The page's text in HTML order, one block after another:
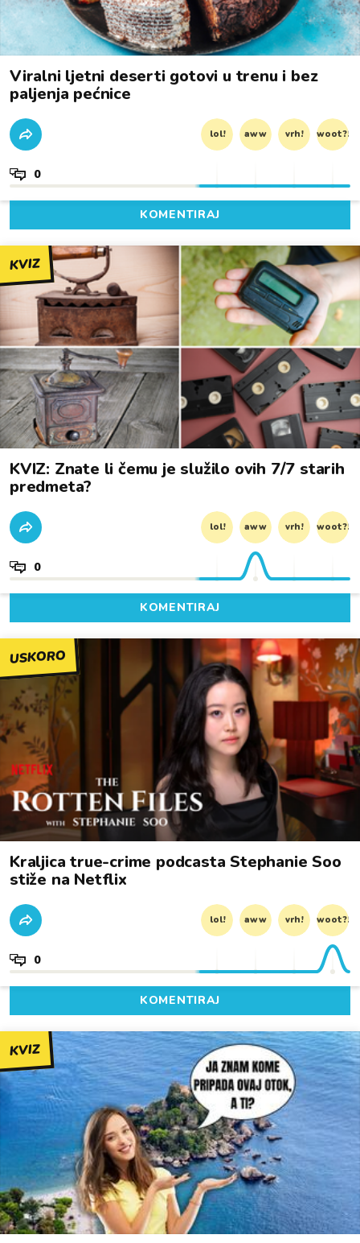
Viralni ljetni deserti gotovi u trenu i bez
paljenja pećnice
lol! aww vrh! woot?!
0
KOMENTIRAJ
KVIZ
KVIZ: Znate li čemu je služilo ovih 7/7 starih
predmeta?
lol! aww vrh! woot?!
0
KOMENTIRAJ
USKORO
Kraljica true-crime podcasta Stephanie Soo
stiže na Netflix
lol! aww vrh! woot?!
0
KOMENTIRAJ
KVIZ